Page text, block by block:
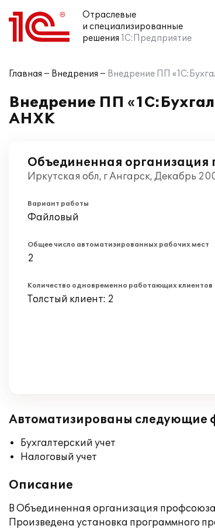
Отраслевые
и специализированные
решения 1С:Предприятие
Главная Внедрения Внедрение ПП
Внедрение ПП
АНХК
Объединенная
Иркутская обл, г Ангарск, Декабрь
Вариант работы
Файловый
Общее число автоматизированных рабочих мест
2
Количество одновременно работающих клиентов
Толстый клиент: 2
Автоматизированы следующие
Бухгалтерский учет
Налоговый учет
Описание
В Объединенная организация
Произведена установка программного